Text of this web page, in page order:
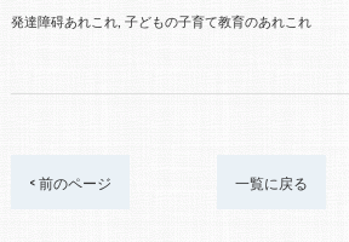
発達障碍あれこれ 子どもの子育て教育のあれこれ
< 前のページ 一覧に戻る